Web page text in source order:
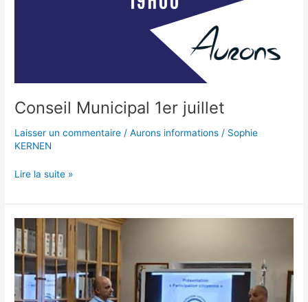
Conseil Municipal 1er juillet
Laisser un commentaire /Aurons informations / Sophie
KERNEN
Lire la suite »
Retour
sur
la
réunion
publique